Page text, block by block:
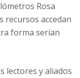
Rosa
recursos accedan
forma serían
lectores y aliados